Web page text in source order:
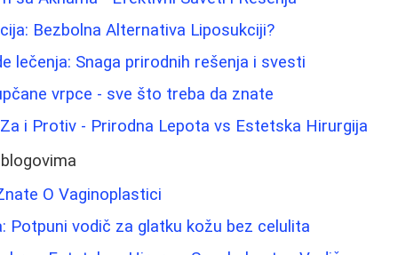
Bezbolna Alternativa Liposukciji?
lečenja: Snaga prirodnih rešenja i svesti
vrpce - sve što treba da znate
i Protiv - Prirodna Lepota vs Estetska Hirurgija
O Vaginoplastici
Potpuni vodič za glatku kožu bez celulita